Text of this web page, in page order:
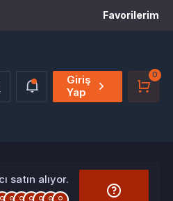
Favorilerim
Giriş
Yap
0
satın alıyor.